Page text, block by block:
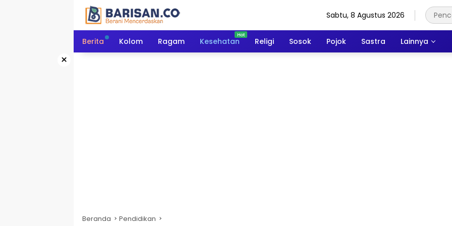
Sabtu, 8 Agustus 2026
Berita Kolom Ragam Kesehatan Religi Sosok Pojok Sastra Lainnya
×
Beranda Pendidikan